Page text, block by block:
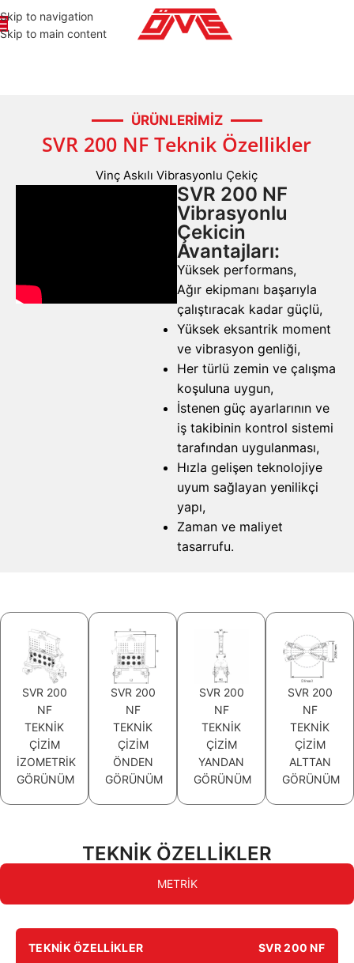
Skip to navigation
Skip to main content
ÜRÜNLERİMİZ
SVR 200 NF Teknik Özellikler
Vinç Askılı Vibrasyonlu Çekiç
SVR 200 NF
Vibrasyonlu
Çekicin
Avantajları:
Yüksek performans,
Ağır ekipmanı başarıyla
çalıştıracak kadar güçlü,
Yüksek eksantrik moment
ve vibrasyon genliği,
Her türlü zemin ve çalışma
koşuluna uygun,
İstenen güç ayarlarının ve
iş takibinin kontrol sistemi
tarafından uygulanması,
Hızla gelişen teknolojiye
uyum sağlayan yenilikçi
yapı,
Zaman ve maliyet
tasarrufu.
SVR 200
NF
TEKNİK
ÇİZİM
İZOMETRİK
GÖRÜNÜM
SVR 200
NF
TEKNİK
ÇİZİM
ÖNDEN
GÖRÜNÜM
SVR 200
NF
TEKNİK
ÇİZİM
YANDAN
GÖRÜNÜM
SVR 200
NF
TEKNİK
ÇİZİM
ALTTAN
GÖRÜNÜM
TEKNİK ÖZELLİKLER
METRİK
TEKNIK ÖZELLIKLER SVR 200 NF